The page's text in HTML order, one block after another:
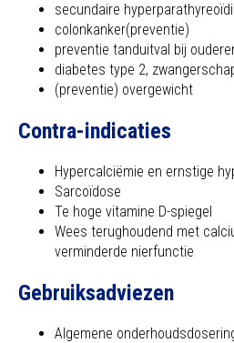
secundaire
colonkanker(preventie)
preventie tanduitval bij
diabetes type 2,
(preventie) overgewicht
Contra-indicaties
Hypercalciëmie en ernstige
Sarcoïdose
Te hoge vitamine D-spiegel
Wees terughoudend met
verminderde nierfunctie
Gebruiksadviezen
Algemene